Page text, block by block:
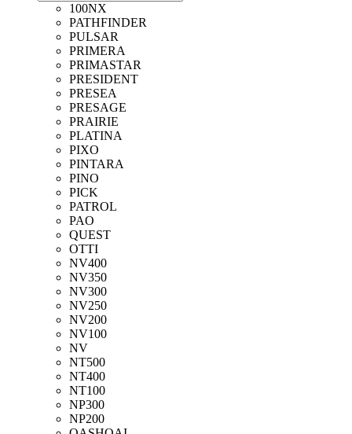
100NX
PATHFINDER
PULSAR
PRIMERA
PRIMASTAR
PRESIDENT
PRESEA
PRESAGE
PRAIRIE
PLATINA
PIXO
PINTARA
PINO
PICK
PATROL
PAO
QUEST
OTTI
NV400
NV350
NV300
NV250
NV200
NV100
NV
NT500
NT400
NT100
NP300
NP200